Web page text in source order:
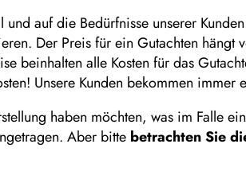
auf die Bedürfnisse unserer
Der Preis für ein Gutachten
beinhalten alle Kosten für das
Unsere Kunden bekommen
haben möchten, was im Falle
Aber bitte betrachten Sie